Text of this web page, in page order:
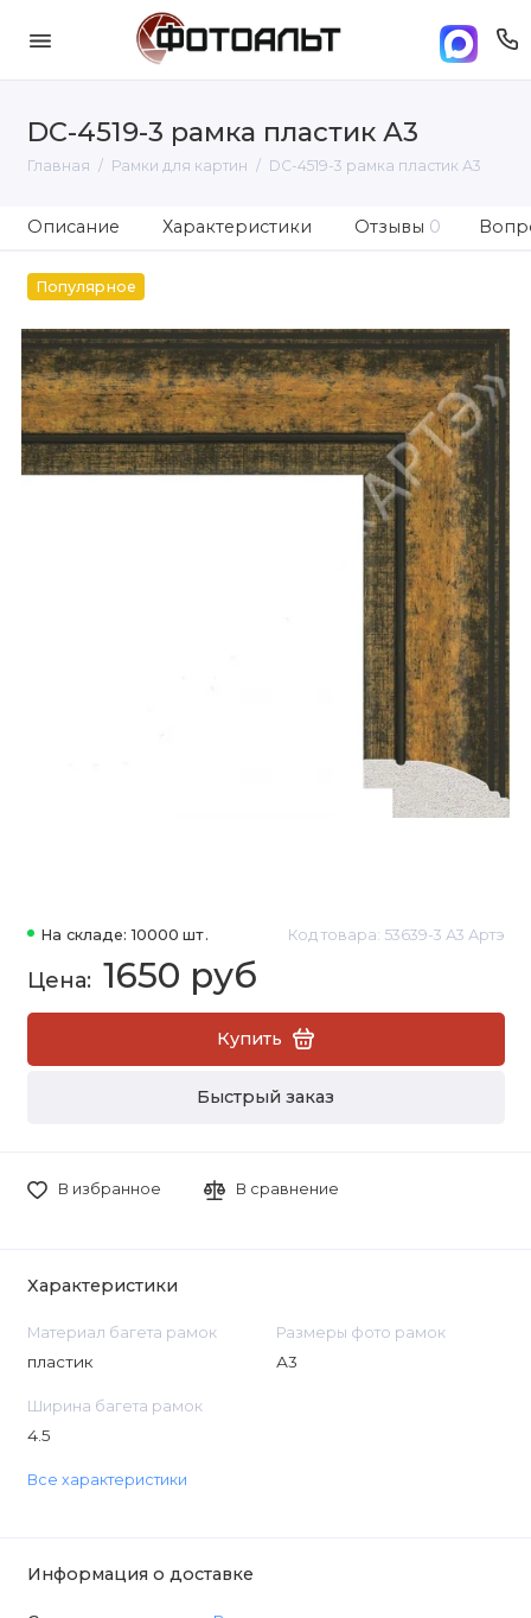
DC-4519-3 рамка пластик А3
Главная Рамки для картин DC-4519-3 рамка пластик А3
Описание Характеристики Отзывы 0
Популярное
На складе: 10000 шт. Код товара: 53639-3 А3 Артэ
1650 руб
Купить
Быстрый заказ
В избранное В сравнение
Характеристики
Материал багета рамок
пластик
Размеры фото рамок
А3
Ширина багета рамок
4.5
Все характеристики
Информация о доставке